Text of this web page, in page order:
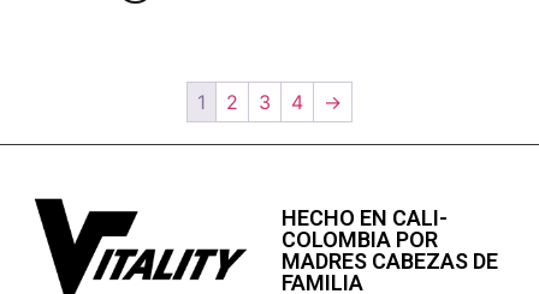
1 2 3 4 →
HECHO EN CALI-
COLOMBIA POR
MADRES CABEZAS DE
FAMILIA